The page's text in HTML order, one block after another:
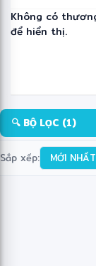
Không có
để hiển thị.
🔍 BỘ LỌC (1)
Sắp xếp: MỚI NHẤT